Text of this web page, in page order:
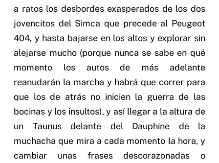
a ratos los desbordes exasperados de los dos
jovencitos del Simca que precede al Peugeot
404, y hasta bajarse en los altos y explorar sin
alejarse mucho (porque nunca se sabe en qué
momento los autos de más adelante
reanudarán la marcha y habrá que correr para
que los de atrás no inicien la guerra de las
bocinas y los insultos), y así llegar a la altura de
un Taunus delante del Dauphine de la
muchacha que mira a cada momento la hora, y
cambiar unas frases descorazonadas o